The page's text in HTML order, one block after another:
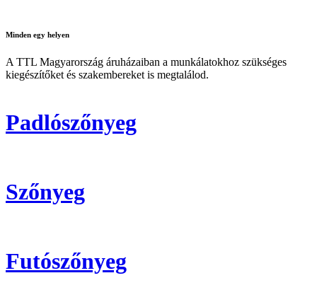
Minden egy helyen
A TTL Magyarország áruházaiban a munkálatokhoz szükséges
kiegészítőket és szakembereket is megtalálod.
Padlószőnyeg
Szőnyeg
Futószőnyeg